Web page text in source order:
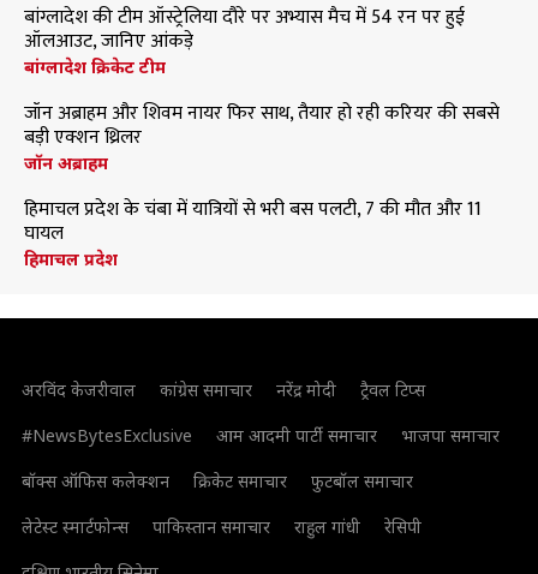
बांग्लादेश की टीम ऑस्ट्रेलिया दौरे पर अभ्यास मैच में 54 रन पर हुई
ऑलआउट, जानिए आंकड़े
बांग्लादेश क्रिकेट टीम
जॉन अब्राहम और शिवम नायर फिर साथ, तैयार हो रही करियर की सबसे
बड़ी एक्शन थ्रिलर
जॉन अब्राहम
हिमाचल प्रदेश के चंबा में यात्रियों से भरी बस पलटी, 7 की मौत और 11
घायल
हिमाचल प्रदेश
अरविंद केजरीवाल कांग्रेस समाचार नरेंद्र मोदी
ट्रैवल टिप्स
#NewsBytesExclusive
आम आदमी पार्टी समाचार
भाजपा समाचार
बॉक्स ऑफिस कलेक्शन
क्रिकेट समाचार
फुटबॉल समाचार
लेटेस्ट स्मार्टफोन्स
पाकिस्तान समाचार राहुल गांधी
रेसिपी